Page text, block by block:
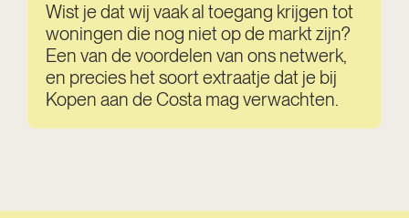
Wist je dat wij vaak al toegang krijgen tot
woningen die nog niet op de markt zijn?
Een van de voordelen van ons netwerk,
en precies het soort extraatje dat je bij
Kopen aan de Costa mag verwachten.